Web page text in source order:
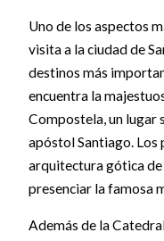
Uno de los aspectos
visita a la ciudad de
destinos más
encuentra la
Compostela, un lugar
apóstol Santiago. Los
arquitectura gótica
presenciar la famosa
Además de la